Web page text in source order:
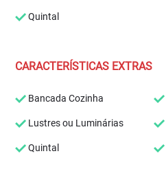
Quintal
CARACTERÍSTICAS EXTRAS
Bancada Cozinha
Lustres ou Luminárias
Quintal